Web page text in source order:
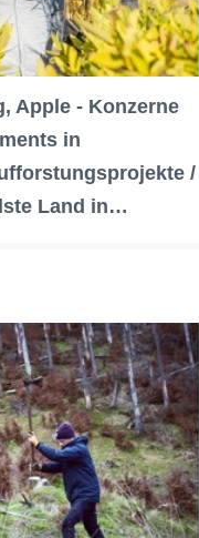
Apple - Konzerne
in
/
Land in…